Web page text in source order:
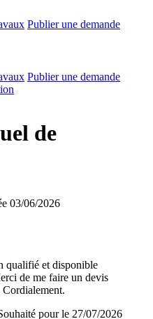
Publier une demande
Publier une demande
de
03/06/2026
qualifié et disponible
de me faire un devis
pour le 27/07/2026